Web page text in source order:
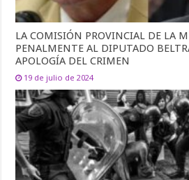
LA COMISIÓN PROVINCIAL DE LA
PENALMENTE AL DIPUTADO
APOLOGÍA DEL CRIMEN
19 de julio de 2024